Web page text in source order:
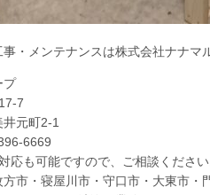
・メンテナンスは株式会社ナナマ
プ
7
元町2-1
6669
も可能ですので、ご相談ください
市・寝屋川市・守口市・大東市